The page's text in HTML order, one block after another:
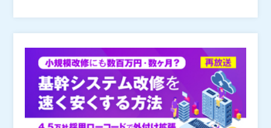
重なり、今後のシステムをどうしていくべきかまさに考
えるタイミングかと思います。 このセミナーではメイ
ンフレームからIBM Power System(IBM i）にコンバー
ジョンを成功されたお客様事例をご紹介します。 お客
様事例のユニシス汎用機以外のメーカー利用のお客様に
も参考となる内容となっています。 多くのみなさまの
ご参加をお待ちしています。
が、IT投資の中で維持費用「守りのIT」が80%を占め
ていたことで、新たな取り組みである「攻めのIT」の足
かせとなっていたのが汎用機の課題であった。この課題
への解決策として導入された、IBM Powerへの移行事
例をご紹介します。
講師：横浜冷凍株式会社 システム管理部 部長 神
山拓也様
120システム以上の移行実績を持つＪＢＣＣのコンバー
ジョンおよびモダナイゼーションの手法とミッドレンジ
サーバー顧客満足度 No. 1() 日経コンピュータ顧客満足
度調査 ２０１５－２０１６
講師：ＪＢＣＣ株式会社 さらばレガシーセンター長
板垣清美